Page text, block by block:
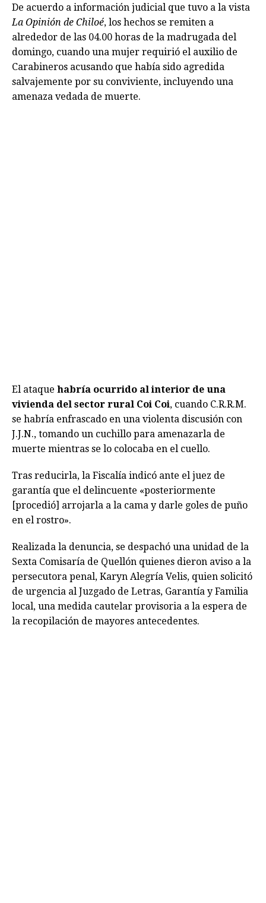
De acuerdo a información judicial que tuvo a la vista
La Opinión de Chiloé, los hechos se remiten a
alrededor de las 04.00 horas de la madrugada del
domingo, cuando una mujer requirió el auxilio de
Carabineros acusando que había sido agredida
salvajemente por su conviviente, incluyendo una
amenaza vedada de muerte.
El ataque habría ocurrido al interior de una
vivienda del sector rural Coi Coi, cuando C.R.R.M.
se habría enfrascado en una violenta discusión con
J.J.N., tomando un cuchillo para amenazarla de
muerte mientras se lo colocaba en el cuello.
Tras reducirla, la Fiscalía indicó ante el juez de
garantía que el delincuente «posteriormente
[procedió] arrojarla a la cama y darle goles de puño
en el rostro».
Realizada la denuncia, se despachó una unidad de la
Sexta Comisaría de Quellón quienes dieron aviso a la
persecutora penal, Karyn Alegría Velis, quien solicitó
de urgencia al Juzgado de Letras, Garantía y Familia
local, una medida cautelar provisoria a la espera de
la recopilación de mayores antecedentes.